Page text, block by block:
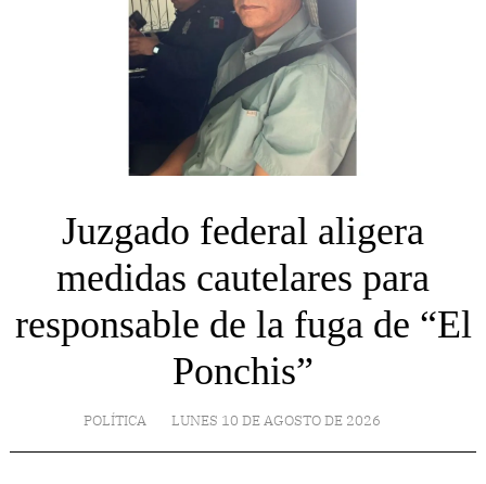
Juzgado federal aligera
medidas cautelares para
responsable de la fuga de “El
Ponchis”
POLÍTICA LUNES 10 DE AGOSTO DE 2026